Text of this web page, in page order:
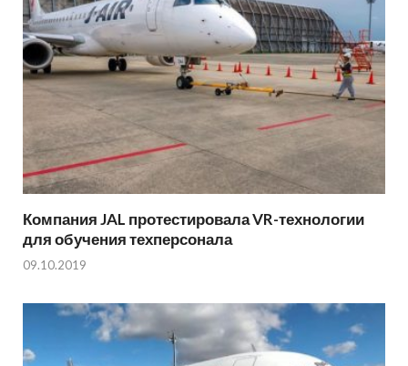
Компания JAL протестировала VR-технологии
для обучения техперсонала
09.10.2019